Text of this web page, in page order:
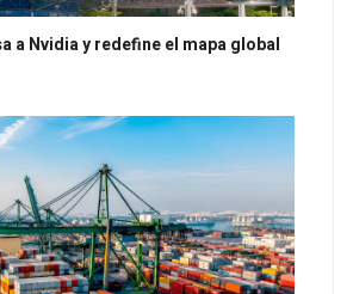
a Nvidia y redefine el mapa global